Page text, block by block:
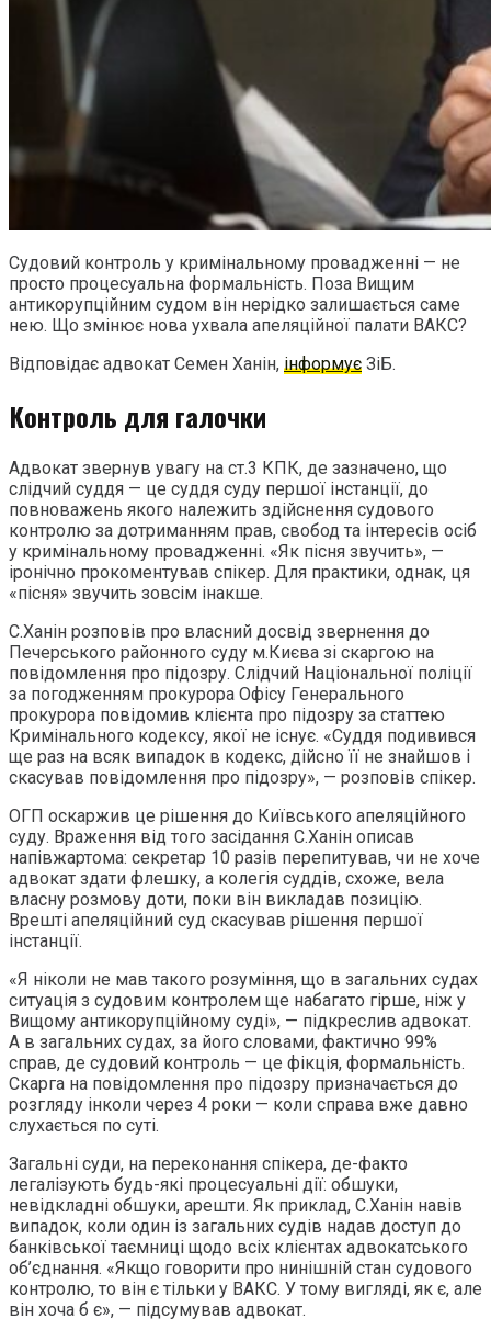
Судовий контроль у кримінальному провадженні — не
просто процесуальна формальність. Поза Вищим
антикорупційним судом він нерідко залишається саме
нею. Що змінює нова ухвала апеляційної палати ВАКС?
Відповідає адвокат Семен Ханін, інформує ЗіБ.
Контроль для галочки
Адвокат звернув увагу на ст.3 КПК, де зазначено, що
слідчий суддя — це суддя суду першої інстанції, до
повноважень якого належить здійснення судового
контролю за дотриманням прав, свобод та інтересів осіб
у кримінальному провадженні. «Як пісня звучить», —
іронічно прокоментував спікер. Для практики, однак, ця
«пісня» звучить зовсім інакше.
С.Ханін розповів про власний досвід звернення до
Печерського районного суду м.Києва зі скаргою на
повідомлення про підозру. Слідчий Національної поліції
за погодженням прокурора Офісу Генерального
прокурора повідомив клієнта про підозру за статтею
Кримінального кодексу, якої не існує. «Суддя подивився
ще раз на всяк випадок в кодекс, дійсно її не знайшов і
скасував повідомлення про підозру», — розповів спікер.
ОГП оскаржив це рішення до Київського апеляційного
суду. Враження від того засідання С.Ханін описав
напівжартома: секретар 10 разів перепитував, чи не хоче
адвокат здати флешку, а колегія суддів, схоже, вела
власну розмову доти, поки він викладав позицію.
Врешті апеляційний суд скасував рішення першої
інстанції.
«Я ніколи не мав такого розуміння, що в загальних судах
ситуація з судовим контролем ще набагато гірше, ніж у
Вищому антикорупційному суді», — підкреслив адвокат.
А в загальних судах, за його словами, фактично 99%
справ, де судовий контроль — це фікція, формальність.
Скарга на повідомлення про підозру призначається до
розгляду інколи через 4 роки — коли справа вже давно
слухається по суті.
Загальні суди, на переконання спікера, де-факто
легалізують будь-які процесуальні дії: обшуки,
невідкладні обшуки, арешти. Як приклад, С.Ханін навів
випадок, коли один із загальних судів надав доступ до
банківської таємниці щодо всіх клієнтах адвокатського
об’єднання. «Якщо говорити про нинішній стан судового
контролю, то він є тільки у ВАКС. У тому вигляді, як є, але
він хоча б є», — підсумував адвокат.